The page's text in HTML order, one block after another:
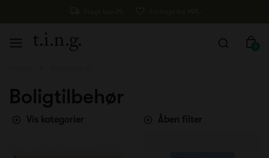
0
Boligtilbehør
Vis kategorier Åben filter